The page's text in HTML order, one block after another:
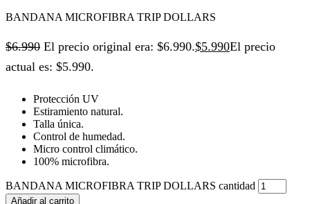
BANDANA MICROFIBRA TRIP DOLLARS
$6.990 El precio original era: $6.990.$5.990El precio
actual es: $5.990.
Protección UV
Estiramiento natural.
Talla única.
Control de humedad.
Micro control climático.
100% microfibra.
BANDANA MICROFIBRA TRIP DOLLARS cantidad
Añadir al carrito